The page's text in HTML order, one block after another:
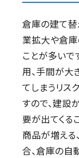
倉庫の建て替
業拡大や倉
ことが多いで
用、手間が大
てしまうリス
すので、建
要が出てくる
商品が増える
合、倉庫の